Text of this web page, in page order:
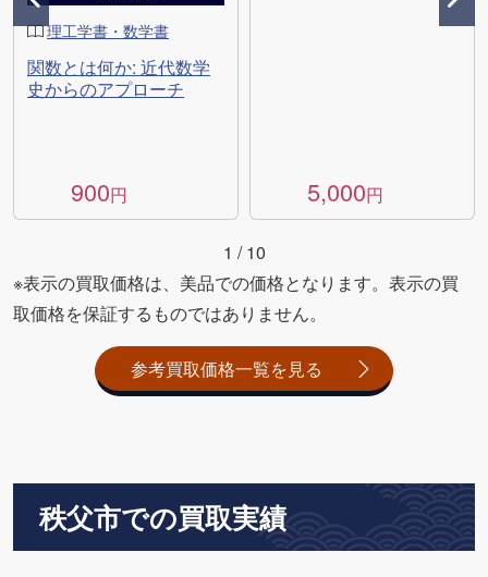
理工学書・数学書
関数とは何か: 近代数学
史からのアプローチ
900円 5,000円
1 /10
※表示の買取価格は、美品での価格となります。表示の買
取価格を保証するものではありません。
参考買取価格一覧を見る
秩父市での買取実績